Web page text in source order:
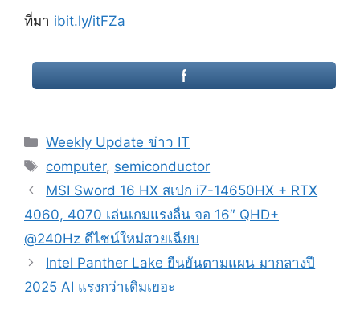
ที่มา ibit.ly/itFZa
Categories
Weekly Update ข่าว IT
Tags
computer, semiconductor
Post
navigation
MSI Sword 16 HX สเปก i7-14650HX + RTX
4060, 4070 เล่นเกมแรงลื่น จอ 16″ QHD+
@240Hz ดีไซน์ใหม่สวยเฉียบ
Intel Panther Lake ยืนยันตามแผน มากลางปี
2025 AI แรงกว่าเดิมเยอะ